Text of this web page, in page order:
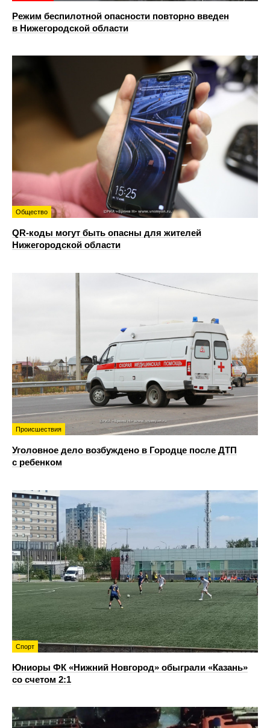
Режим беспилотной опасности повторно введен
в Нижегородской области
Общество
QR-коды могут быть опасны для жителей
Нижегородской области
Происшествия
Уголовное дело возбуждено в Городце после ДТП
с ребенком
Спорт
Юниоры ФК «Нижний Новгород» обыграли «Казань»
со счетом 2:1